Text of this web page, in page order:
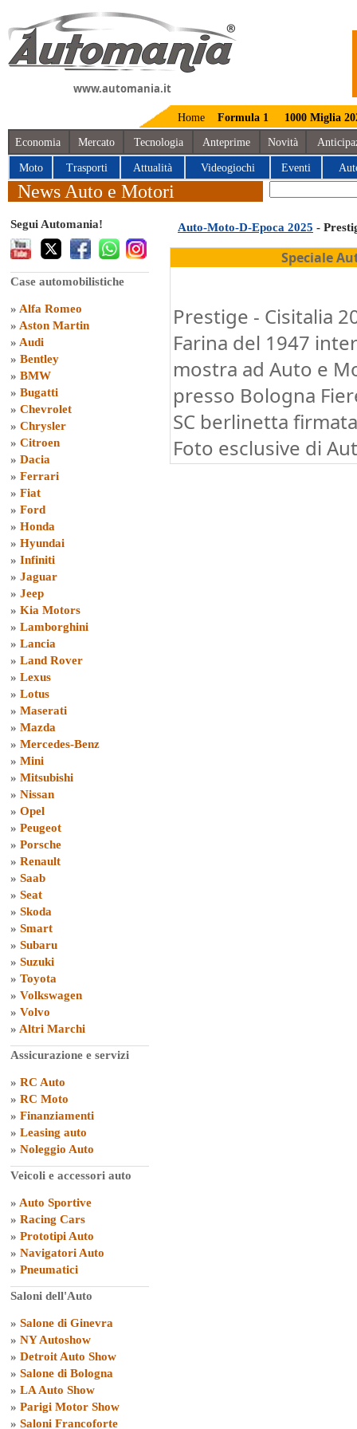
www.automania.it
Home Formula 1 1000 Miglia
Economia Mercato Tecnologia Anteprime Novità
Moto Trasporti Attualità Videogiochi Eventi
News Auto e Motori
Segui Automania!
Case automobilistiche
» Alfa Romeo
» Aston Martin
» Audi
» Bentley
» BMW
» Bugatti
» Chevrolet
» Chrysler
» Citroen
» Dacia
» Ferrari
» Fiat
» Ford
» Honda
» Hyundai
» Infiniti
» Jaguar
» Jeep
» Kia Motors
» Lamborghini
» Lancia
» Land Rover
» Lexus
» Lotus
» Maserati
» Mazda
» Mercedes-Benz
» Mini
» Mitsubishi
» Nissan
» Opel
» Peugeot
» Porsche
» Renault
» Saab
» Seat
» Skoda
» Smart
» Subaru
» Suzuki
» Toyota
» Volkswagen
» Volvo
» Altri Marchi
Assicurazione e servizi
» RC Auto
» RC Moto
» Finanziamenti
» Leasing auto
» Noleggio Auto
Veicoli e accessori auto
» Auto Sportive
» Racing Cars
» Prototipi Auto
» Navigatori Auto
» Pneumatici
Saloni dell'Auto
» Salone di Ginevra
» NY Autoshow
» Detroit Auto Show
» Salone di Bologna
» LA Auto Show
» Parigi Motor Show
» Saloni Francoforte
Auto-Moto-D-Epoca 2025 -
Speciale
Prestige - Cisitalia
Farina del 1947
mostra ad Auto e
presso Bologna
SC berlinetta
Foto esclusive di